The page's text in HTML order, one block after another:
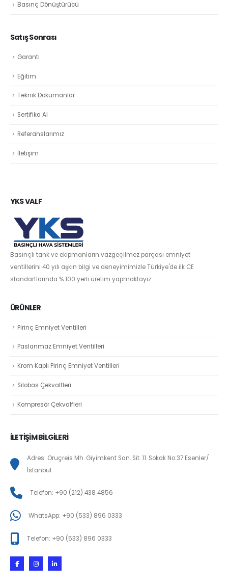
Basınç Dönüştürücü
Satış Sonrası
Garanti
Eğitim
Teknik Dökümanlar
Sertifika Al
Referanslarımız
İletişim
YKS VALF
Basınçlı tank ve ekipmanların vazgeçilmez parçası emniyet
ventillerini 40 yılı aşkın bilgi ve deneyimimizle Türkiye'de ilk CE
standartlarında % 100 yerli üretim yapmaktayız.
ÜRÜNLER
Pirinç Emniyet Ventilleri
Paslanmaz Emniyet Ventilleri
Krom Kaplı Pirinç Emniyet Ventilleri
Silobas Çekvalfleri
Kompresör Çekvalfleri
İLETİŞİM BİLGİLERİ
Adres: Oruçreis Mh. Giyimkent San. Sit. 11. Sokak No:37 Esenler/
İstanbul
Telefon: +90 (212) 438 4856
WhatsApp: +90 (533) 896 0333
Telefon: +90 (533) 896 0333